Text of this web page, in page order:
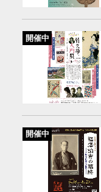
開催中
開催中